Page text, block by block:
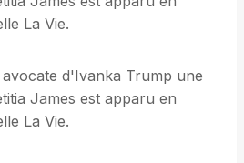
La Vie.
d'Ivanka Trump une
James est apparu en
La Vie.